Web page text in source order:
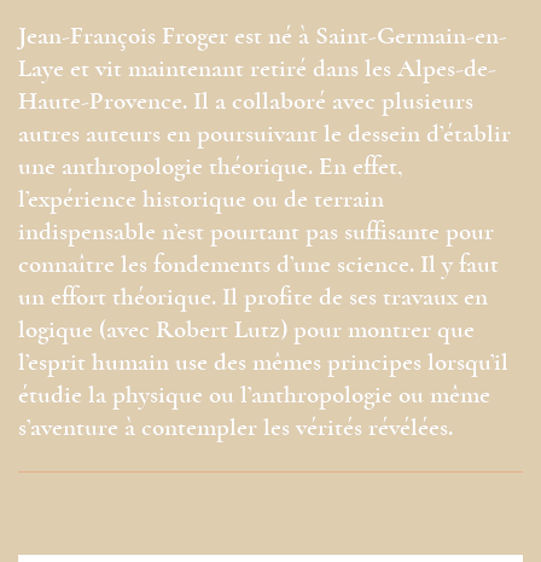
Jean-François Froger est né à Saint-Germain-en-
Laye et vit maintenant retiré dans les Alpes-de-
Haute-Provence. Il a collaboré avec plusieurs
autres auteurs en poursuivant le dessein d’établir
une anthropologie théorique. En effet,
l’expérience historique ou de terrain
indispensable n’est pourtant pas suffisante pour
connaître les fondements d’une science. Il y faut
un effort théorique. Il profite de ses travaux en
logique (avec Robert Lutz) pour montrer que
l’esprit humain use des mêmes principes lorsqu’il
étudie la physique ou l’anthropologie ou même
s’aventure à contempler les vérités révélées.